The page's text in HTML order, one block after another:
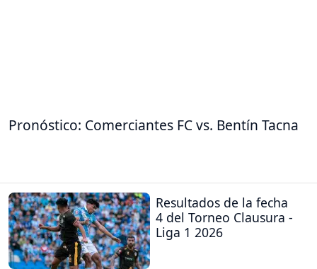
Pronóstico: Comerciantes FC vs. Bentín Tacna
Resultados de la fecha
4 del Torneo Clausura -
Liga 1 2026